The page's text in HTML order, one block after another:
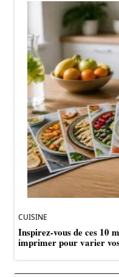
CUISINE
Inspirez-vous de ces 10
imprimer pour varier